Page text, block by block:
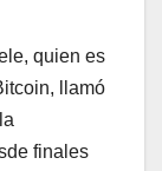
quien es
llamó
finales